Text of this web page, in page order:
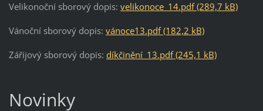
Velikonoční sborový dopis: velikonoce_14.pdf (289,7 kB)
Vánoční sborový dopis: vánoce13.pdf (182,2 kB)
Zářijový sborový dopis: díkčinění_13.pdf (245,1 kB)
Novinky